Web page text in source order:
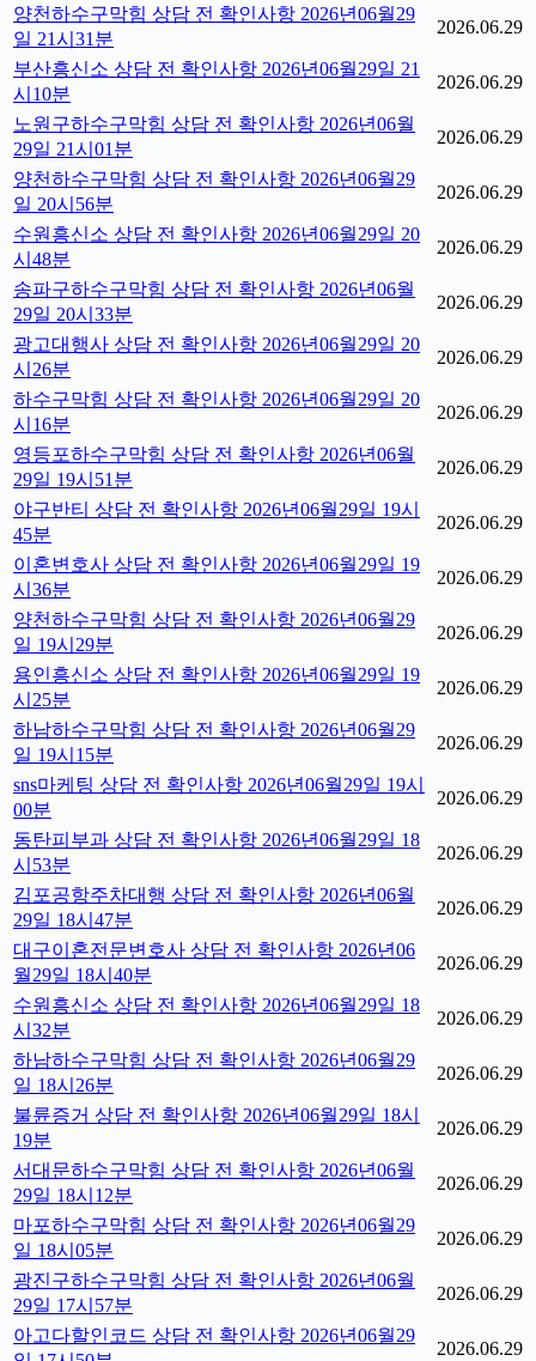
양천하수구막힘 상담 전 확인사항 2026년06월29
일 21시31분
2026.06.29
부산흥신소 상담 전 확인사항 2026년06월29일 21
시10분
2026.06.29
노원구하수구막힘 상담 전 확인사항 2026년06월
29일 21시01분
2026.06.29
양천하수구막힘 상담 전 확인사항 2026년06월29
일 20시56분
2026.06.29
수원흥신소 상담 전 확인사항 2026년06월29일 20
시48분
2026.06.29
송파구하수구막힘 상담 전 확인사항 2026년06월
29일 20시33분
2026.06.29
광고대행사 상담 전 확인사항 2026년06월29일 20
시26분
2026.06.29
하수구막힘 상담 전 확인사항 2026년06월29일 20
시16분
2026.06.29
영등포하수구막힘 상담 전 확인사항 2026년06월
29일 19시51분
2026.06.29
야구반티 상담 전 확인사항 2026년06월29일 19시
45분
2026.06.29
이혼변호사 상담 전 확인사항 2026년06월29일 19
시36분
2026.06.29
양천하수구막힘 상담 전 확인사항 2026년06월29
일 19시29분
2026.06.29
용인흥신소 상담 전 확인사항 2026년06월29일 19
시25분
2026.06.29
하남하수구막힘 상담 전 확인사항 2026년06월29
일 19시15분
2026.06.29
sns마케팅 상담 전 확인사항 2026년06월29일 19시
00분
2026.06.29
동탄피부과 상담 전 확인사항 2026년06월29일 18
시53분
2026.06.29
김포공항주차대행 상담 전 확인사항 2026년06월
29일 18시47분
2026.06.29
대구이혼전문변호사 상담 전 확인사항 2026년06
월29일 18시40분
2026.06.29
수원흥신소 상담 전 확인사항 2026년06월29일 18
시32분
2026.06.29
하남하수구막힘 상담 전 확인사항 2026년06월29
일 18시26분
2026.06.29
불륜증거 상담 전 확인사항 2026년06월29일 18시
19분
2026.06.29
서대문하수구막힘 상담 전 확인사항 2026년06월
29일 18시12분
2026.06.29
마포하수구막힘 상담 전 확인사항 2026년06월29
일 18시05분
2026.06.29
광진구하수구막힘 상담 전 확인사항 2026년06월
29일 17시57분
2026.06.29
아고다할인코드 상담 전 확인사항 2026년06월29
2026.06.29